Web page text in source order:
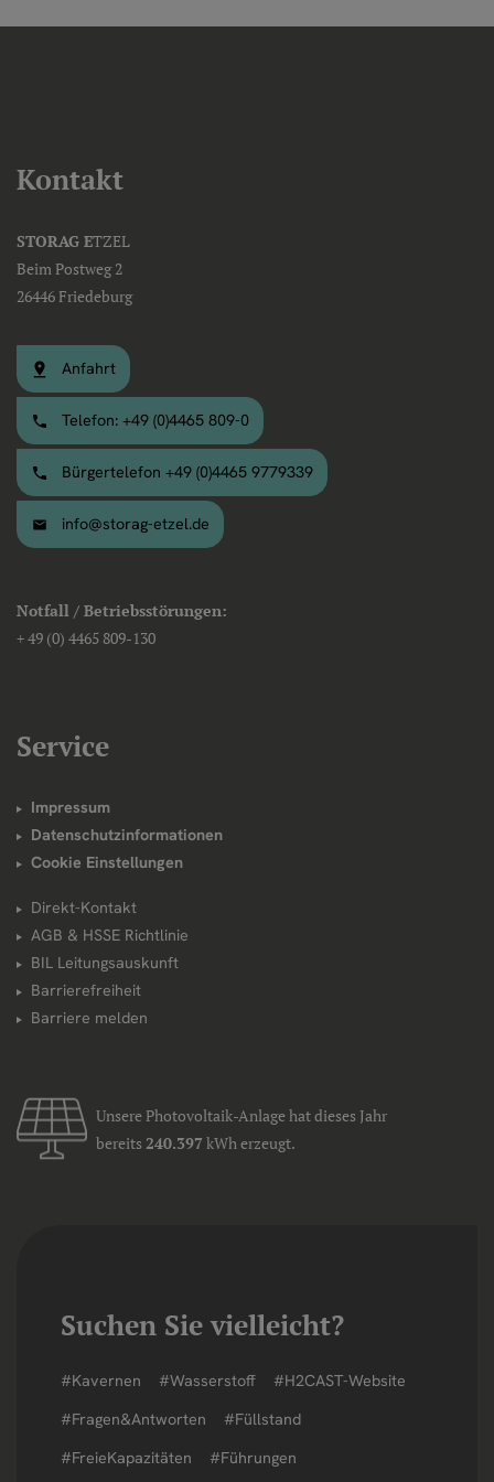
Kontakt
STORAG ETZEL
Beim Postweg 2
26446 Friedeburg
Anfahrt
Telefon: +49 (0)4465 809-0
Bürgertelefon +49 (0)4465 9779339
info@storag-etzel.de
Notfall / Betriebsstörungen:
+ 49 (0) 4465 809-130
Service
Impressum
Datenschutzinformationen
Cookie Einstellungen
Direkt-Kontakt
AGB & HSSE Richtlinie
BIL Leitungsauskunft
Barrierefreiheit
Barriere melden
Unsere Photovoltaik-Anlage hat dieses Jahr
bereits 240.397kWh erzeugt.
Suchen Sie vielleicht?
#Kavernen #Wasserstoff
#H2CAST-Website
#Fragen&Antworten
#Füllstand
#FreieKapazitäten
#Führungen